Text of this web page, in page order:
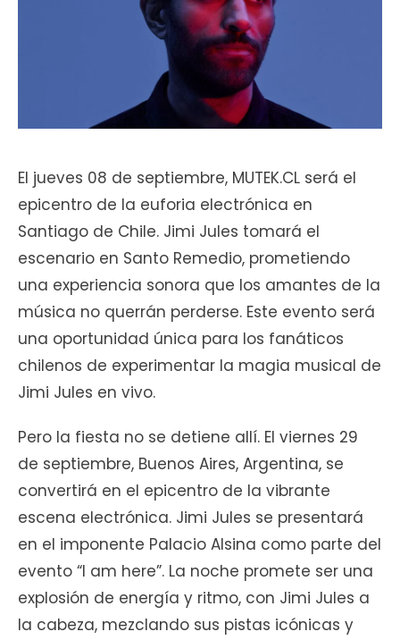
El jueves 08 de septiembre, MUTEK.CL será el
epicentro de la euforia electrónica en
Santiago de Chile. Jimi Jules tomará el
escenario en Santo Remedio, prometiendo
una experiencia sonora que los amantes de la
música no querrán perderse. Este evento será
una oportunidad única para los fanáticos
chilenos de experimentar la magia musical de
Jimi Jules en vivo.
Pero la fiesta no se detiene allí. El viernes 29
de septiembre, Buenos Aires, Argentina, se
convertirá en el epicentro de la vibrante
escena electrónica. Jimi Jules se presentará
en el imponente Palacio Alsina como parte del
evento “I am here”. La noche promete ser una
explosión de energía y ritmo, con Jimi Jules a
la cabeza, mezclando sus pistas icónicas y